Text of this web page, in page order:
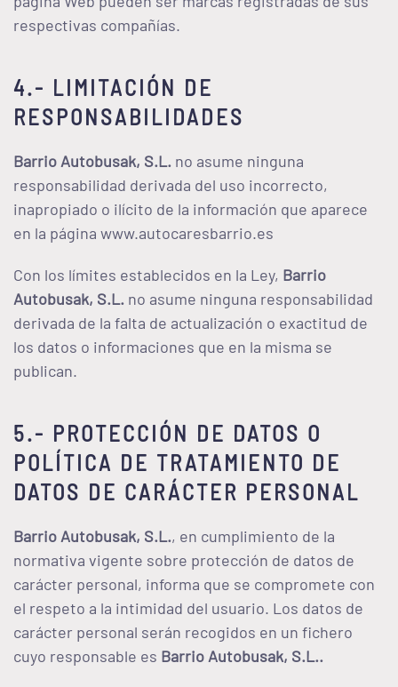
respectivas compañías.
4.- LIMITACIÓN DE
RESPONSABILIDADES
Barrio Autobusak, S.L. no asume ninguna
responsabilidad derivada del uso incorrecto,
inapropiado o ilícito de la información que aparece
en la página www.autocaresbarrio.es
Con los límites establecidos en la Ley, Barrio
Autobusak, S.L. no asume ninguna responsabilidad
derivada de la falta de actualización o exactitud de
los datos o informaciones que en la misma se
publican.
5.- PROTECCIÓN DE DATOS O
POLÍTICA DE TRATAMIENTO DE
DATOS DE CARÁCTER PERSONAL
Barrio Autobusak, S.L., en cumplimiento de la
normativa vigente sobre protección de datos de
carácter personal, informa que se compromete con
el respeto a la intimidad del usuario. Los datos de
carácter personal serán recogidos en un fichero
cuyo responsable es Barrio Autobusak, S.L..